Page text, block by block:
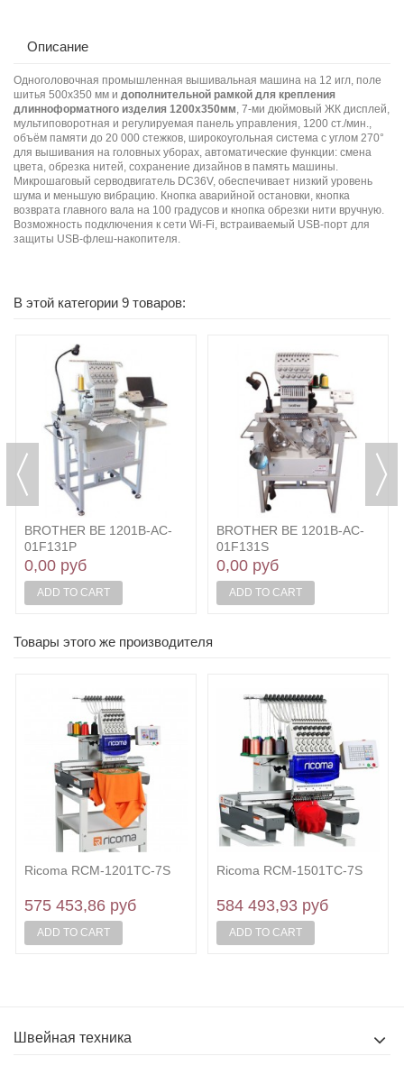
Описание
Одноголовочная промышленная вышивальная машина на 12 игл, поле
шитья 500х350 мм и дополнительной рамкой для крепления
длинноформатного изделия 1200х350мм, 7-ми дюймовый ЖК дисплей,
мультиповоротная и регулируемая панель управления, 1200 ст./мин.,
объём памяти до 20 000 стежков, широкоугольная система с углом 270°
для вышивания на головных уборах, автоматические функции: смена
цвета, обрезка нитей, сохранение дизайнов в память машины.
Микрошаговый серводвигатель DC36V, обеспечивает низкий уровень
шума и меньшую вибрацию. Кнопка аварийной остановки, кнопка
возврата главного вала на 100 градусов и кнопка обрезки нити вручную.
Возможность подключения к сети Wi-Fi, встраиваемый USB-порт для
защиты USB-флеш-накопителя.
В этой категории 9 товаров:
BROTHER BE 1201B-AC-
01F131P
0,00 руб
ADD TO CART
BROTHER BE 1201B-AC-
01F131S
0,00 руб
ADD TO CART
Товары этого же производителя
Ricoma RCM-1201TC-7S
575 453,86 руб
ADD TO CART
Ricoma RCM-1501TC-7S
584 493,93 руб
ADD TO CART
Швейная техника